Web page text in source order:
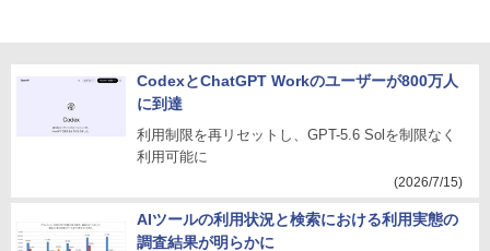
CodexとChatGPT Workのユーザーが800万人
に到達
利用制限を再リセットし、GPT-5.6 Solを制限なく
利用可能に
(2026/7/15)
AIツールの利用状況と検索における利用実態の
調査結果が明らかに